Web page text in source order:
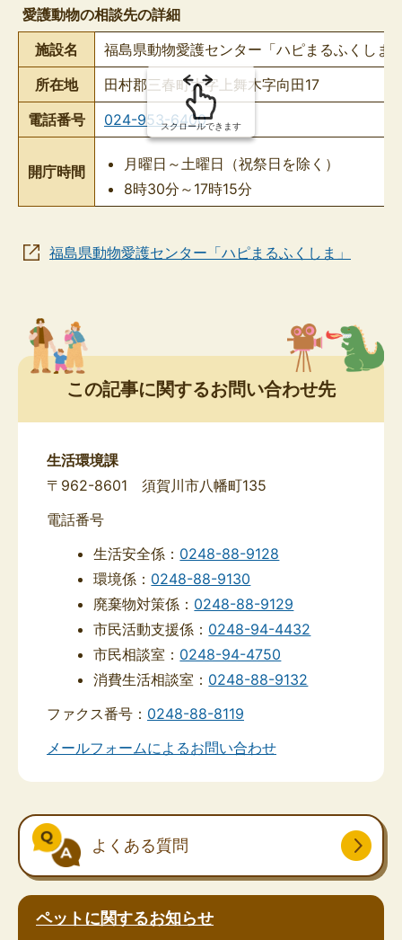
み
の
愛護動物の相談先の詳細
施設名
福島県動物愛護センター「ハピまるふくしま
所在地
田村郡三春町大字上舞木字向田17
電話番号
024-953-6400
開庁時間
月曜日～土曜日（祝祭日を除く）
8時30分～17時15分
スクロールできます
福島県動物愛護センター「ハピまるふくしま」
この記事に関するお問い合わせ先
生活環境課
〒962-8601 須賀川市八幡町135
電話番号
生活安全係： 0248-88-9128
環境係： 0248-88-9130
廃棄物対策係： 0248-88-9129
市民活動支援係： 0248-94-4432
市民相談室： 0248-94-4750
消費生活相談室： 0248-88-9132
ファクス番号： 0248-88-8119
メールフォームによるお問い合わせ
よくある質問
ペットに関するお知らせ